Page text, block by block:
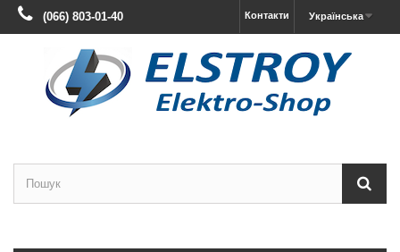
Українська
Контакти
(066) 803-01-40